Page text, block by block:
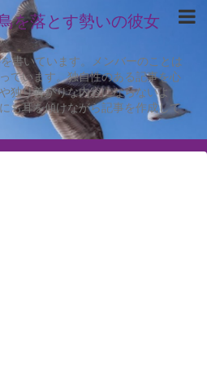
を落とす勢いの彼女
書いています。メンバーのことは
ています。独自性のある記事を心
独り善がりな内容にならないよ
も耳を傾けながら記事を作成して